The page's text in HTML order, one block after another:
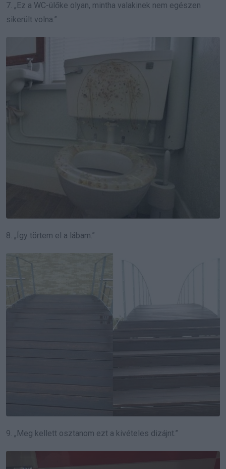
7. „Ez a WC-ülőke olyan, mintha valakinek nem egészen
sikerült volna.”
8. „Így törtem el a lábam.”
9. „Meg kellett osztanom ezt a kivételes dizájnt.”